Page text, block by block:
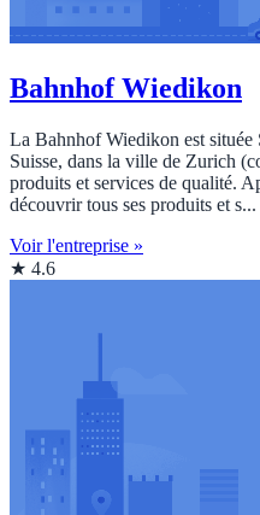
Bahnhof Wiedikon
La Bahnhof Wiedikon est située
Suisse, dans la ville de Zurich
produits et services de qualité.
découvrir tous ses produits et s...
Voir l'entreprise »
★ 4.6